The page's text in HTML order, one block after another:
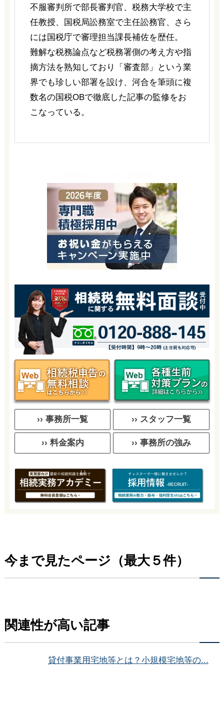
不服審判所で部長審判官、税務大学校で主
任教授、国税局訟務室で主任訟務官、さら
には国税庁で審理担当課長補佐を歴任。
難解な税務論点など税務署側の考え方や指
摘方法を熟知しており「審査部」という業
界でも珍しい部署を設け、河合を筆頭に複
数名の国税OBで徹底した記事の監修をお
こなっている。
›› 事務所一覧 ›› スタッフ一覧
›› 料金案内 ›› 事務所の強み
今まで見たページ（最大５件）
関連性が高い記事
貸付事業用宅地等とは？小規模宅地等の...